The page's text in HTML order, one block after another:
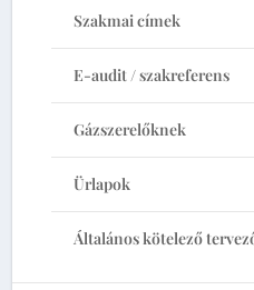
Szakmai címek
E-audit / szakreferens
Gázszerelőknek
Ürlapok
Általános kötelező